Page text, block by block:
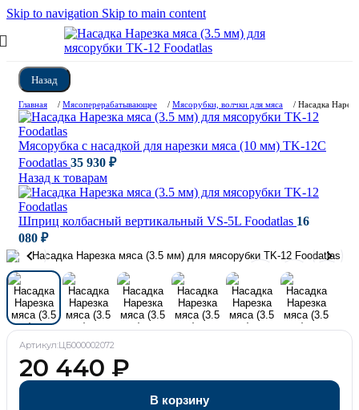
Skip to navigation Skip to main content
Назад
Главная / Мясоперерабатывающее / Мясорубки, волчки для мяса / Насадка
Мясорубка c насадкой для нарезки мяса (10 мм) TK-12C
Foodatlas 35 930 ₽
Назад к товарам
Шприц колбасный вертикальный VS-5L Foodatlas 16
080 ₽
Артикул:ЦБ000002072
20 440 ₽
В корзину